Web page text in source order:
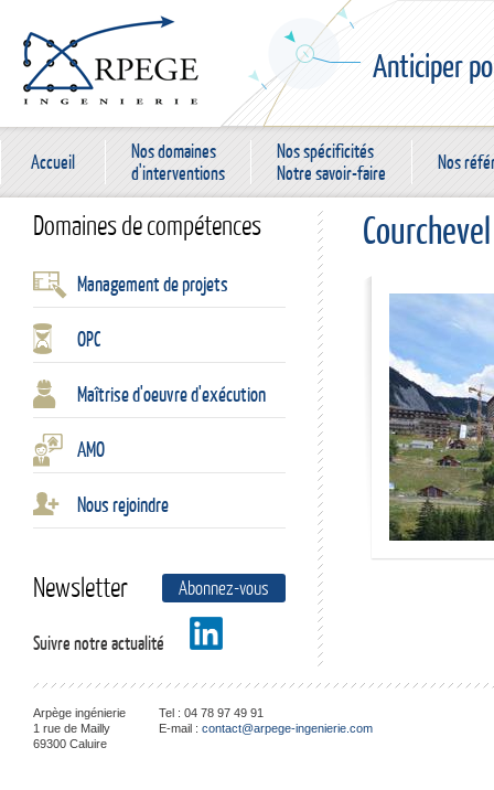
Anticiper
Accueil
Nos domaines
d'interventions
Nos spécificités
Notre savoir-faire
Nos
Domaines de compétences
Management de projets
OPC
Maîtrise d'oeuvre d'exécution
AMO
Nous rejoindre
Newsletter Abonnez-vous
Suivre notre actualité
Arpège ingénierie
1 rue de Mailly
69300 Caluire
Tel : 04 78 97 49 91
E-mail : contact@arpege-ingenierie.com